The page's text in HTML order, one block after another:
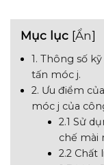
Mục lục [Ẩn]
1. Thông số
tấn móc j.
2. Ưu điểm
móc j của
2.1 Sử
chế mài
2.2 Chất